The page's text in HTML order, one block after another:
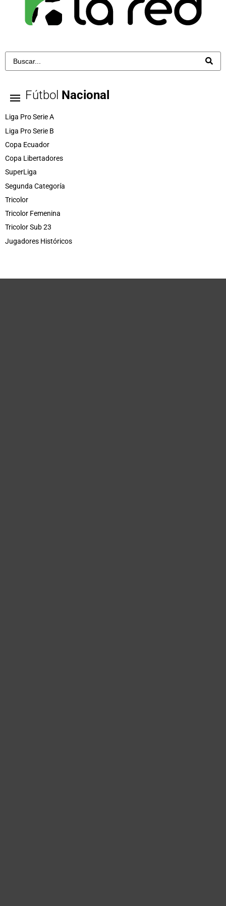
Fútbol Nacional
Liga Pro Serie A
Liga Pro Serie B
Copa Ecuador
Copa Libertadores
SuperLiga
Segunda Categoría
Tricolor
Tricolor Femenina
Tricolor Sub 23
Jugadores Históricos